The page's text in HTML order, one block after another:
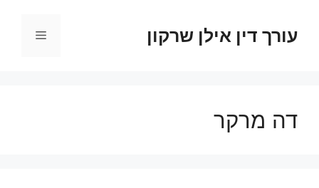
עורך דין אילן שרקון תפריט
דה מרקר